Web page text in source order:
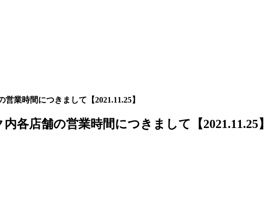
業時間につきまして【2021.11.25】
各店舗の営業時間につきまして【2021.11.25】